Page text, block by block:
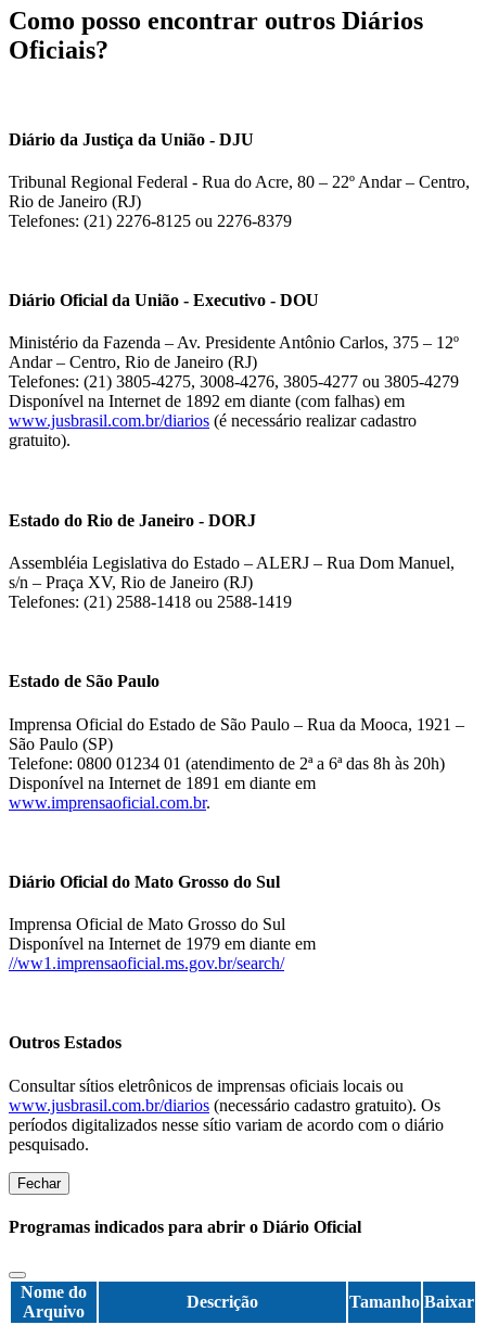
Como posso encontrar outros Diários
Oficiais?
Diário da Justiça da União - DJU
Tribunal Regional Federal - Rua do Acre, 80 – 22º Andar – Centro,
Rio de Janeiro (RJ)
Telefones: (21) 2276-8125 ou 2276-8379
Diário Oficial da União - Executivo - DOU
Ministério da Fazenda – Av. Presidente Antônio Carlos, 375 – 12º
Andar – Centro, Rio de Janeiro (RJ)
Telefones: (21) 3805-4275, 3008-4276, 3805-4277 ou 3805-4279
Disponível na Internet de 1892 em diante (com falhas) em
www.jusbrasil.com.br/diarios (é necessário realizar cadastro
gratuito).
Estado do Rio de Janeiro - DORJ
Assembléia Legislativa do Estado – ALERJ – Rua Dom Manuel,
s/n – Praça XV, Rio de Janeiro (RJ)
Telefones: (21) 2588-1418 ou 2588-1419
Estado de São Paulo
Imprensa Oficial do Estado de São Paulo – Rua da Mooca, 1921 –
São Paulo (SP)
Telefone: 0800 01234 01 (atendimento de 2ª a 6ª das 8h às 20h)
Disponível na Internet de 1891 em diante em
www.imprensaoficial.com.br.
Diário Oficial do Mato Grosso do Sul
Imprensa Oficial de Mato Grosso do Sul
Disponível na Internet de 1979 em diante em
//ww1.imprensaoficial.ms.gov.br/search/
Outros Estados
Consultar sítios eletrônicos de imprensas oficiais locais ou
www.jusbrasil.com.br/diarios (necessário cadastro gratuito). Os
períodos digitalizados nesse sítio variam de acordo com o diário
pesquisado.
Fechar
Programas indicados para abrir o Diário Oficial
Nome do
Arquivo
Descrição Tamanho Baixar